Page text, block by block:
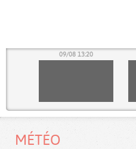
09/08 13:20
MÉTÉO